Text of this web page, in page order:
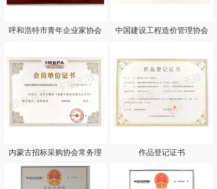
呼和浩特市青年企业家协会 中国建设工程造价管理协会
内蒙古招标采购协会常务理
事单位
作品登记证书